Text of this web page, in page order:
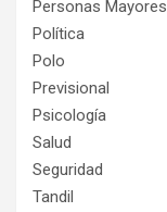
Personas Mayores
Política
Polo
Previsional
Psicología
Salud
Seguridad
Tandil